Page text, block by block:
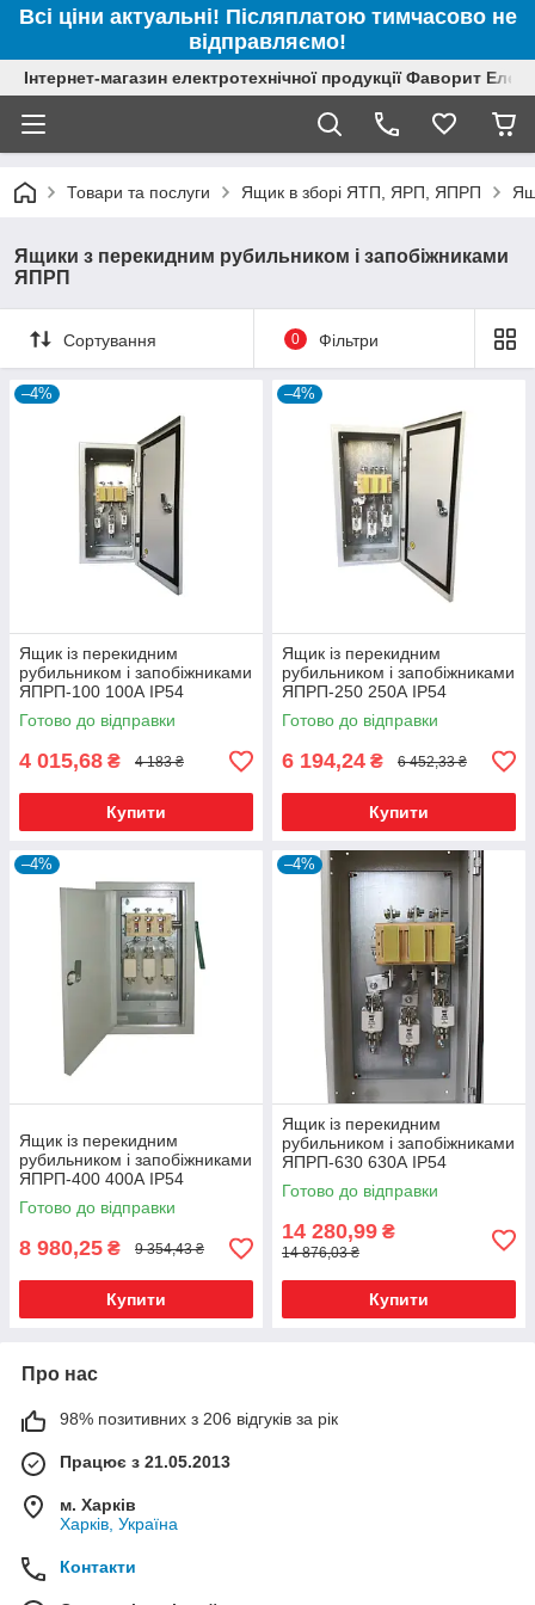
Всі ціни актуальні! Післяплатою тимчасово не
відправляємо!
Інтернет-магазин електротехнічної продукції Фаворит
Товари та послуги Ящик в зборі ЯТП, ЯРП, ЯПРП
Ящики з перекидним рубильником і запобіжниками
ЯПРП
Сортування 0 Фільтри
–4%
Ящик із перекидним
рубильником і запобіжниками
ЯПРП-100 100А IP54
Готово до відправки
4 015,68 ₴ 4 183 ₴
Купити
–4%
Ящик із перекидним
рубильником і запобіжниками
ЯПРП-250 250А IP54
Готово до відправки
6 194,24 ₴ 6 452,33 ₴
Купити
–4%
Ящик із перекидним
рубильником і запобіжниками
ЯПРП-400 400А IP54
Готово до відправки
8 980,25 ₴ 9 354,43 ₴
Купити
–4%
Ящик із перекидним
рубильником і запобіжниками
ЯПРП-630 630А IP54
Готово до відправки
14 280,99 ₴
14 876,03 ₴
Купити
Про нас
98% позитивних з 206 відгуків за рік
Працює з 21.05.2013
м. Харків
Харків, Україна
Контакти